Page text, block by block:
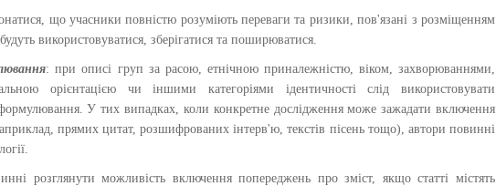
що учасники повністю розуміють переваги та ризики, пов'язані з розміщенням
використовуватися, зберігатися та поширюватися.
: при описі груп за расою, етнічною приналежністю, віком, захворюваннями,
орієнтацією чи іншими категоріями ідентичності слід використовувати
У тих випадках, коли конкретне дослідження може зажадати включення
прямих цитат, розшифрованих інтерв'ю, текстів пісень тощо), автори повинні
розглянути можливість включення попереджень про зміст, якщо статті містять